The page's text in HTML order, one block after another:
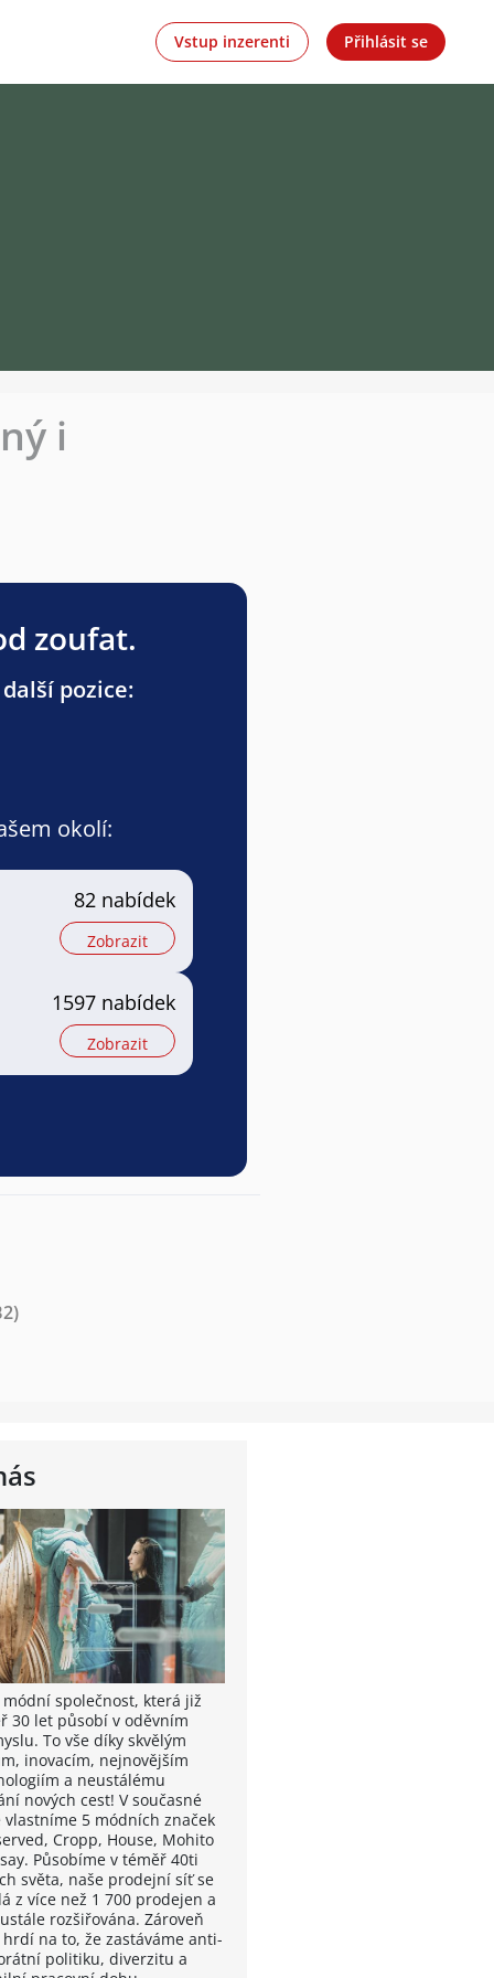
Vstup inzerenti Přihlásit se
i
zoufat.
pozice:
okolí:
82 nabídek
Zobrazit
1597 nabídek
Zobrazit
módní společnost, která již
30 let působí v oděvním
To vše díky skvělým
inovacím, nejnovějším
a neustálému
nových cest! V současné
vlastníme 5 módních značek
Cropp, House, Mohito
Působíme v téměř 40ti
světa, naše prodejní síť se
z více než 1 700 prodejen a
rozšiřována. Zároveň
hrdí na to, že zastáváme anti-
politiku, diverzitu a